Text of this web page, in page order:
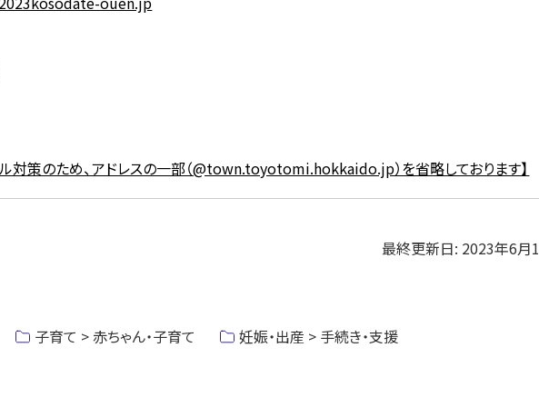
対策のため、アドレスの一部（@town.toyotomi.hokkaido.jp）を省略しております】
最終更新日: 2023年6月
子育て > 赤ちゃん・子育て 妊娠・出産 > 手続き・支援